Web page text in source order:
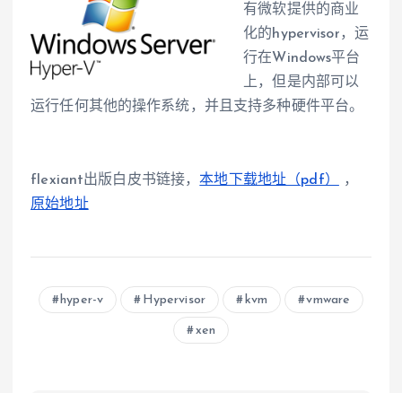
有微软提供的商业
化的hypervisor，运
行在Windows平台
上，但是内部可以
运行任何其他的操作系统，并且支持多种硬件平台。
flexiant出版白皮书链接，本地下载地址（pdf）
，
原始地址
hyper-v Hypervisor kvm vmware
xen